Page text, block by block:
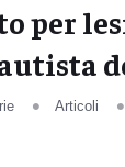
per
Articoli